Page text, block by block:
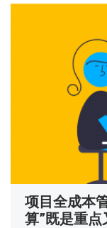
项目全成本
算”既是重点